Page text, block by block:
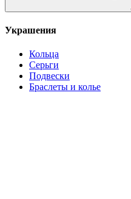
Украшения
Кольца
Серьги
Подвески
Браслеты и колье